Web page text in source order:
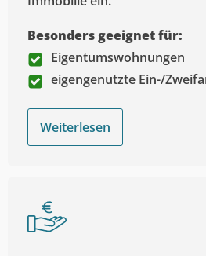
Besonders geeignet für:
Eigentumswohnungen
eigengenutzte Ein-/
Weiterlesen